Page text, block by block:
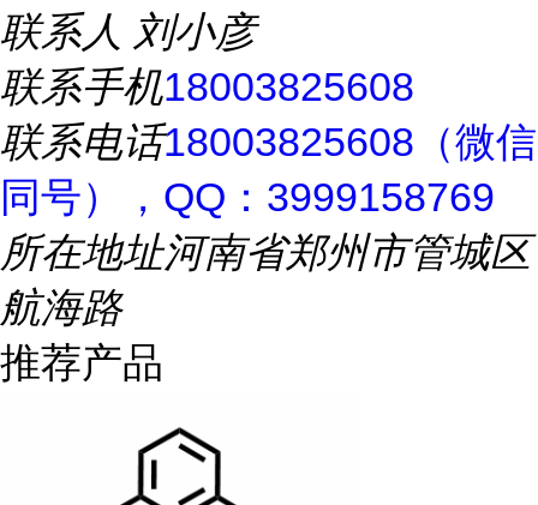
联系人 刘小彦
联系手机18003825608
联系电话18003825608（微信
同号），QQ：3999158769
所在地址河南省郑州市管城区
航海路
推荐产品